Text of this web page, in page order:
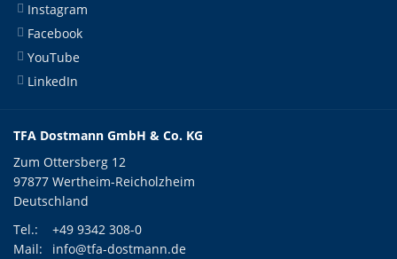
Instagram
Facebook
YouTube
LinkedIn
TFA Dostmann GmbH & Co. KG
Zum Ottersberg 12
97877 Wertheim-Reicholzheim
Deutschland
Tel.:
+49 9342 308-0
Mail:
info@tfa-dostmann.de